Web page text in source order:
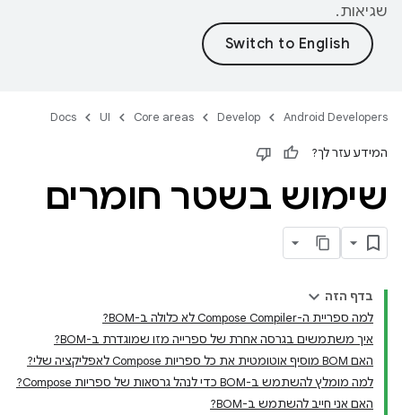
שגיאות.
Android Developers
Develop
Core areas
UI
Docs
המידע עזר לך?
שימוש בשטר חומרים
בדף הזה
למה ספריית ה-Compose Compiler לא כלולה ב-BOM?
איך משתמשים בגרסה אחרת של ספרייה מזו שמוגדרת ב-BOM?
האם BOM מוסיף אוטומטית את כל ספריות Compose לאפליקציה שלי?
למה מומלץ להשתמש ב-BOM כדי לנהל גרסאות של ספריות Compose?
האם אני חייב להשתמש ב-BOM?